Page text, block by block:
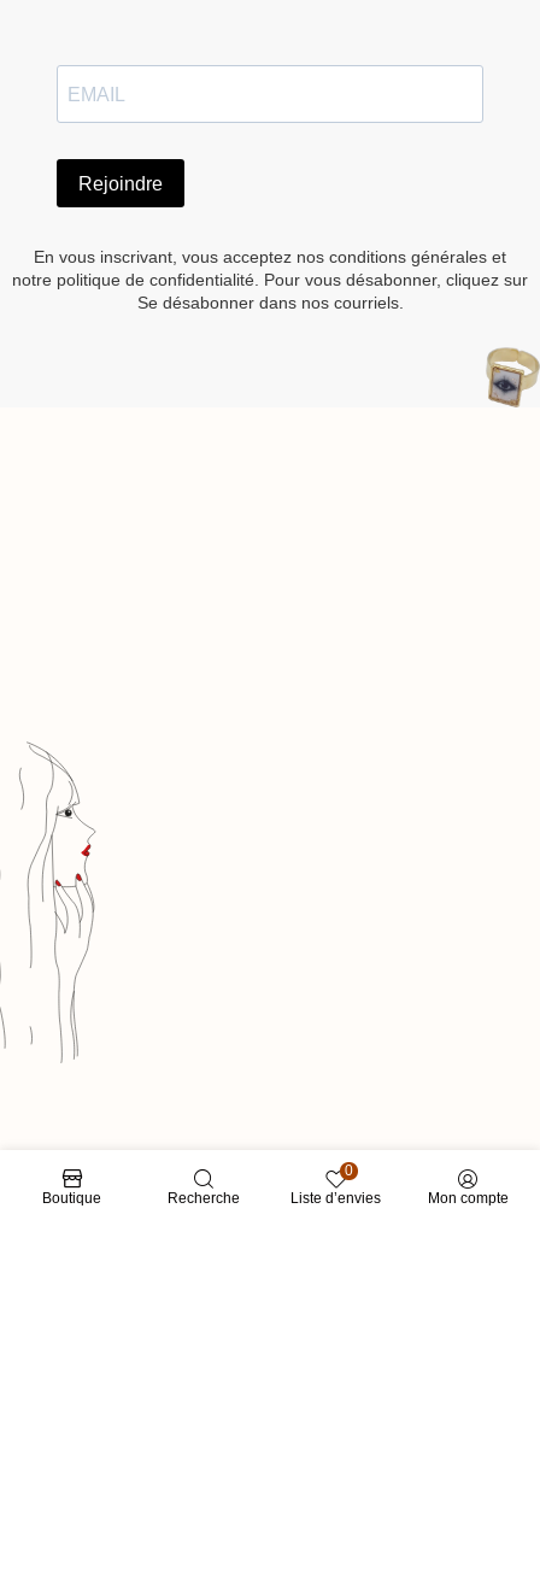
Rejoindre
En vous inscrivant, vous acceptez nos conditions générales et
notre politique de confidentialité. Pour vous désabonner, cliquez sur
Se désabonner dans nos courriels.
Boutique Recherche
0
Liste d’envies
Mon compte